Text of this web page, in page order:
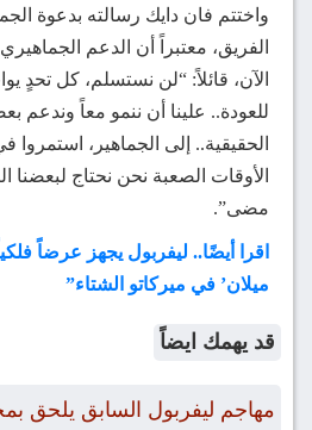
واختتم فان دايك رسالته بدعوة
الفريق، معتبراً أن الدعم
الآن، قائلاً: “لن نستسلم، كل تحدٍ
للعودة.. علينا أن ننمو معاً وندعم
الحقيقية.. إلى الجماهير، استمروا
الأوقات الصعبة نحن نحتاج
مضى”.
اقرا أيضًا.. ليفربول يجهز عرضاً
ميلان’ في ميركاتو الشتاء”
قد يهمك ايضاً
مهاجم ليفربول السابق يلحق